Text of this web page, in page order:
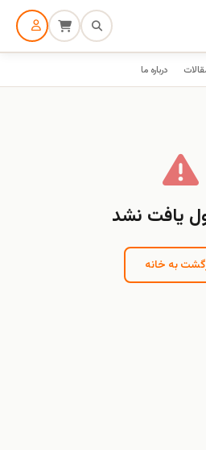
درباره ما
یافت نشد
به خانه